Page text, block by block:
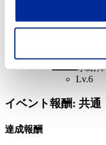
氷結弾
Lv.6
イベント報酬: 共通
達成報酬